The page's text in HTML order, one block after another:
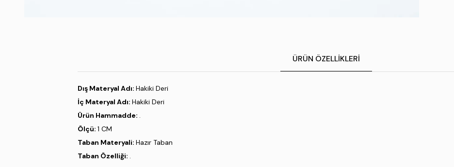
ÜRÜN ÖZELLIKLERI
Dış Materyal Adı: Hakiki Deri
İç Materyal Adı: Hakiki Deri
Ürün Hammadde: .
Ölçü: 1 CM
Taban Materyali: Hazır Taban
Taban Özelliği: .